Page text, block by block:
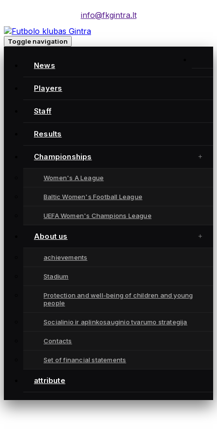
info@fkgintra.lt
Toggle navigation
News
Players
Staff
Results
Championships
Women's A League
Baltic Women's Football League
UEFA Women's Champions League
About us
achievements
Stadium
Protection and well-being of children and young
people
Socialinio ir aplinkosauginio tvarumo strategija
Contacts
Set of financial statements
attribute
Lietuvos čempionės iš Šiaulių, atstovaujančios
NUORODOS
Championships
CONTACTS
info@fkgintra.lt
Šiauliai, Lietuva